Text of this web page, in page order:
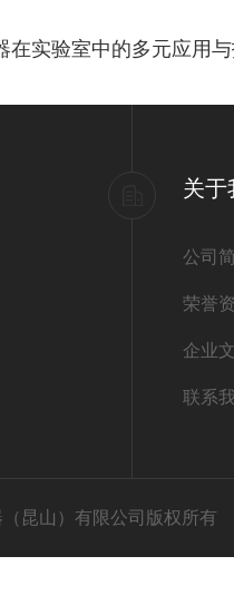
在实验室中的多元应用
关于
公司
荣誉
企业
联系
（昆山）有限公司版权所有